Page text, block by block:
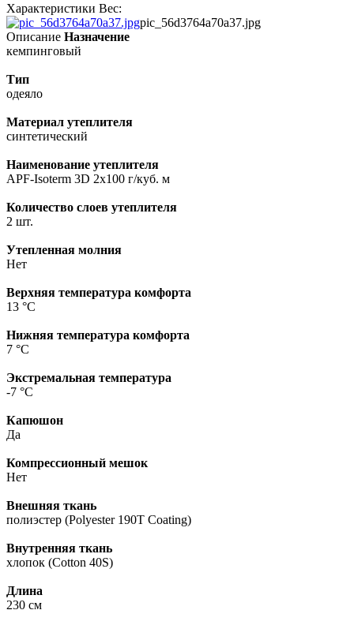
Характеристики Вес:
pic_56d3764a70a37.jpg
Описание Назначение
кемпинговый
Тип
одеяло
Материал утеплителя
синтетический
Наименование утеплителя
APF-Isoterm 3D 2x100 г/куб. м
Количество слоев утеплителя
2 шт.
Утепленная молния
Нет
Верхняя температура комфорта
13 °С
Нижняя температура комфорта
7 °С
Экстремальная температура
-7 °С
Капюшон
Да
Компрессионный мешок
Нет
Внешняя ткань
полиэстер (Polyester 190T Coating)
Внутренняя ткань
хлопок (Cotton 40S)
Длина
230 см